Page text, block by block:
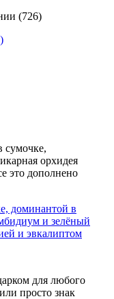
доминантой в
и зелёный
и эвкалиптом
для любого
просто знак